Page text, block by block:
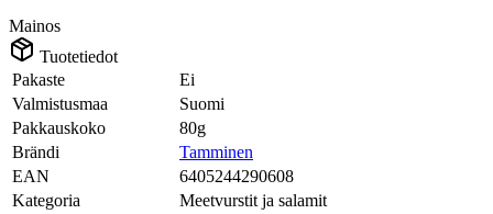
Mainos
Tuotetiedot
Pakaste
Ei
Valmistusmaa
Suomi
Pakkauskoko
80g
Brändi
Tamminen
EAN
6405244290608
Kategoria
Meetvurstit ja salamit